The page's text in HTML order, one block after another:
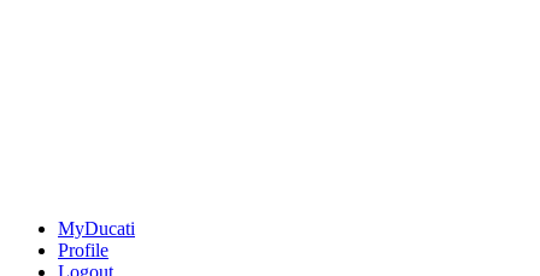
MyDucati
Profile
Logout